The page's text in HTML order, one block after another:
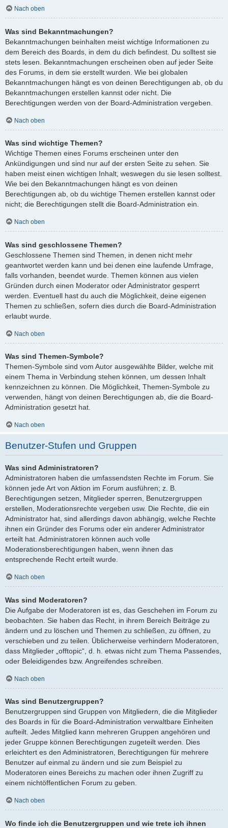
Nach oben
Was sind Bekanntmachungen?
Bekanntmachungen beinhalten meist wichtige Informationen zu
dem Bereich des Boards, in dem du dich befindest. Du solltest sie
stets lesen. Bekanntmachungen erscheinen oben auf jeder Seite
des Forums, in dem sie erstellt wurden. Wie bei globalen
Bekanntmachungen hängt es von deinen Berechtigungen ab, ob du
Bekanntmachungen erstellen kannst oder nicht. Die
Berechtigungen werden von der Board-Administration vergeben.
Nach oben
Was sind wichtige Themen?
Wichtige Themen eines Forums erscheinen unter den
Ankündigungen und sind nur auf der ersten Seite zu sehen. Sie
haben meist einen wichtigen Inhalt, weswegen du sie lesen solltest.
Wie bei den Bekanntmachungen hängt es von deinen
Berechtigungen ab, ob du wichtige Themen erstellen kannst oder
nicht; die Berechtigungen stellt die Board-Administration ein.
Nach oben
Was sind geschlossene Themen?
Geschlossene Themen sind Themen, in denen nicht mehr
geantwortet werden kann und bei denen eine laufende Umfrage,
falls vorhanden, beendet wurde. Themen können aus vielen
Gründen durch einen Moderator oder Administrator gesperrt
werden. Eventuell hast du auch die Möglichkeit, deine eigenen
Themen zu schließen, sofern dies durch die Board-Administration
erlaubt wurde.
Nach oben
Was sind Themen-Symbole?
Themen-Symbole sind vom Autor ausgewählte Bilder, welche mit
einem Thema in Verbindung stehen können, um dessen Inhalt
kennzeichnen zu können. Die Möglichkeit, Themen-Symbole zu
verwenden, hängt von deinen Berechtigungen ab, die die Board-
Administration gesetzt hat.
Nach oben
Benutzer-Stufen und Gruppen
Was sind Administratoren?
Administratoren haben die umfassendsten Rechte im Forum. Sie
können jede Art von Aktion im Forum ausführen; z. B.
Berechtigungen setzen, Mitglieder sperren, Benutzergruppen
erstellen, Moderationsrechte vergeben usw. Die Rechte, die ein
Administrator hat, sind allerdings davon abhängig, welche Rechte
ihnen ein Gründer des Forums oder ein anderer Administrator
erteilt hat. Administratoren können auch volle
Moderationsberechtigungen haben, wenn ihnen das
entsprechende Recht erteilt wurde.
Nach oben
Was sind Moderatoren?
Die Aufgabe der Moderatoren ist es, das Geschehen im Forum zu
beobachten. Sie haben das Recht, in ihrem Bereich Beiträge zu
ändern und zu löschen und Themen zu schließen, zu öffnen, zu
verschieben und zu teilen. Üblicherweise verhindern Moderatoren,
dass Mitglieder „offtopic“, d. h. etwas nicht zum Thema Passendes,
oder Beleidigendes bzw. Angreifendes schreiben.
Nach oben
Was sind Benutzergruppen?
Benutzergruppen sind Gruppen von Mitgliedern, die die Mitglieder
des Boards in für die Board-Administration verwaltbare Einheiten
aufteilt. Jedes Mitglied kann mehreren Gruppen angehören und
jeder Gruppe können Berechtigungen zugeteilt werden. Dies
erleichtert es den Administratoren, Berechtigungen für mehrere
Benutzer auf einmal zu ändern und sie zum Beispiel zu
Moderatoren eines Bereichs zu machen oder ihnen Zugriff zu
einem nichtöffentlichen Forum zu geben.
Nach oben
Wo finde ich die Benutzergruppen und wie trete ich ihnen